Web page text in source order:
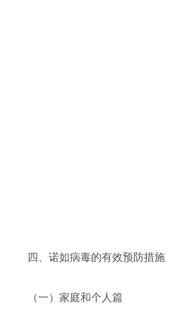
四、诺如病毒的有效预防措施
（一）家庭和个人篇